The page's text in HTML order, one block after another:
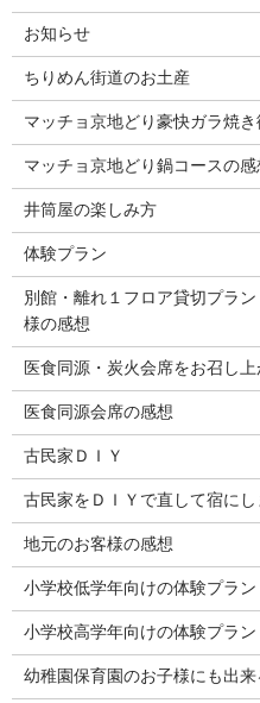
お知らせ
ちりめん街道のお土産
マッチョ京地どり豪快ガラ焼
マッチョ京地どり鍋コースの感
井筒屋の楽しみ方
体験プラン
別館・離れ１フロア貸切プラ
様の感想
医食同源・炭火会席をお召し
医食同源会席の感想
古民家ＤＩＹ
古民家をＤＩＹで直して宿にし
地元のお客様の感想
小学校低学年向けの体験プラン
小学校高学年向けの体験プラン
幼稚園保育園のお子様にも出